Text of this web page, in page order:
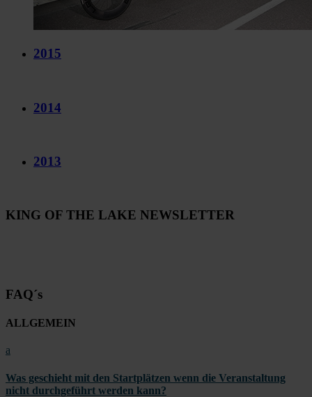
2015
2014
2013
KING OF THE LAKE NEWSLETTER
FAQ´s
ALLGEMEIN
a
Was geschieht mit den Startplätzen wenn die Veranstaltung
nicht durchgeführt werden kann?